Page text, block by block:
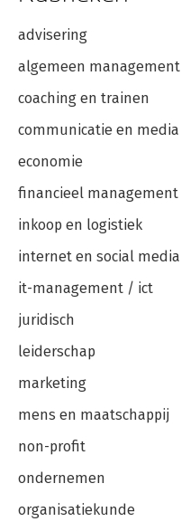
advisering
algemeen management
coaching en trainen
communicatie en media
economie
financieel management
inkoop en logistiek
internet en social media
it-management / ict
juridisch
leiderschap
marketing
mens en maatschappij
non-profit
ondernemen
organisatiekunde